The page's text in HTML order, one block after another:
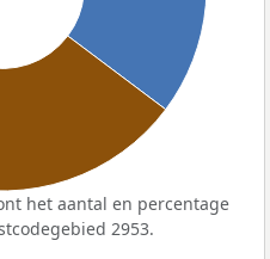
het aantal en percentage
2953.